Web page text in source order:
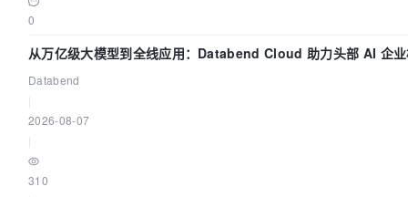
0
从万亿级大模型到全线应用：Databend Cloud 助力头部 AI 企
Trace 数据管道
Databend
2026-08-07
310